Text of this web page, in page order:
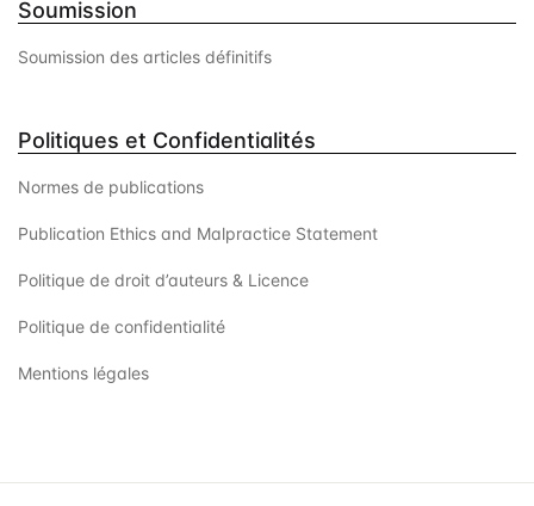
Soumission
Soumission des articles définitifs
Politiques et Confidentialités
Normes de publications
Publication Ethics and Malpractice Statement
Politique de droit d’auteurs & Licence
Politique de confidentialité
Mentions légales